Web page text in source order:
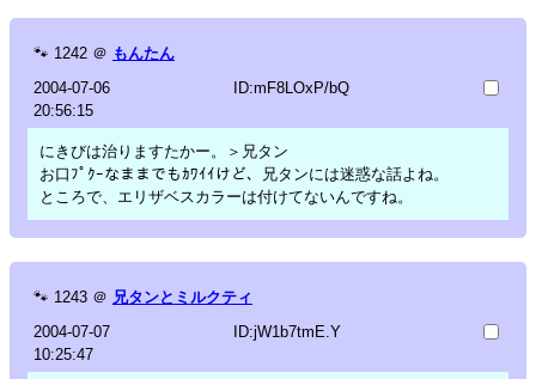
🐾 1242 ＠ もんたん
2004-07-06
20:56:15
ID:mF8LOxP/bQ
にきびは治りますたかー。＞兄タン
お口ﾌﾟｸｰなままでもｶﾜｲｲけど、兄タンには迷惑な話よね。
ところで、エリザベスカラーは付けてないんですね。
🐾 1243 ＠ 兄タンとミルクティ
2004-07-07
10:25:47
ID:jW1b7tmE.Y